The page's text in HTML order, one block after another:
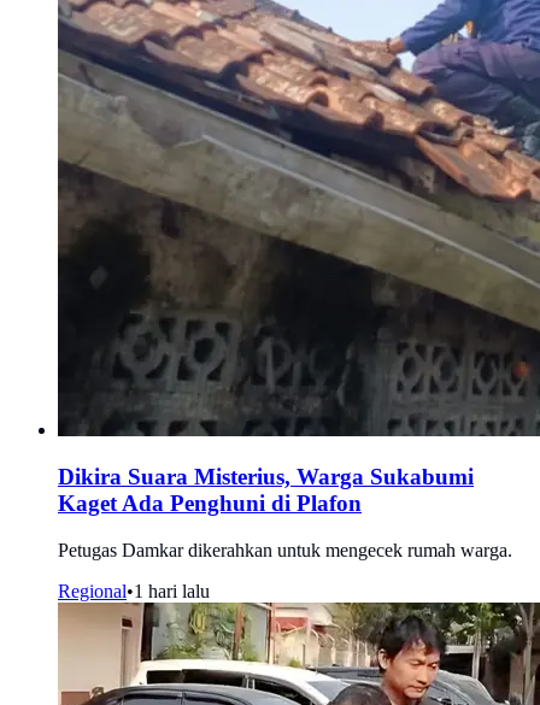
Dikira Suara Misterius, Warga Sukabumi
Kaget Ada Penghuni di Plafon
Petugas Damkar dikerahkan untuk mengecek rumah warga.
Regional•1 hari lalu